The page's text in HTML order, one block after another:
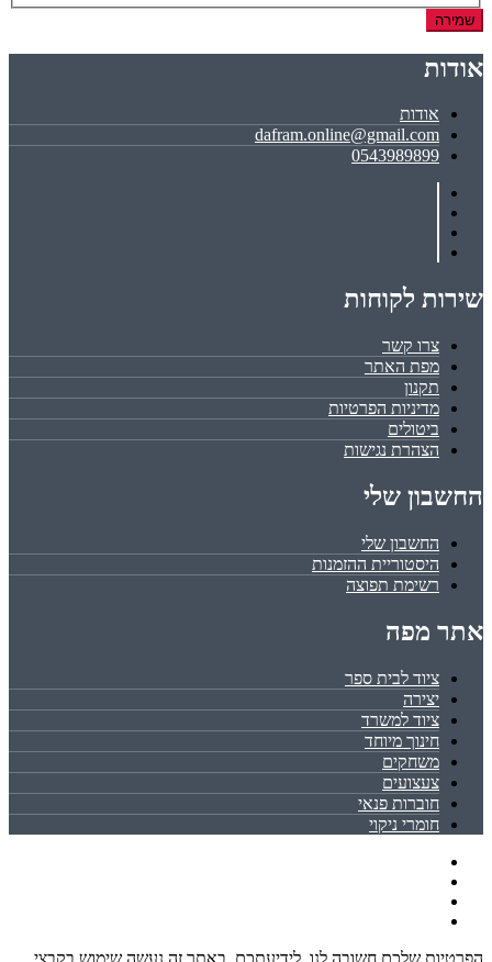
שמירה
אודות
אודות
dafram.online@gmail.com
0543989899
שירות לקוחות
צרו קשר
מפת האתר
תקנון
מדיניות הפרטיות
ביטולים
הצהרת נגישות
החשבון שלי
החשבון שלי
היסטוריית ההזמנות
רשימת תפוצה
אתר מפה
ציוד לבית ספר
יצירה
ציוד למשרד
חינוך מיוחד
משחקים
צעצועים
חוברות פנאי
חומרי ניקוי
הפרטיות שלכם חשובה לנו. לידיעתכם, באתר זה נעשה שימוש בקבצי